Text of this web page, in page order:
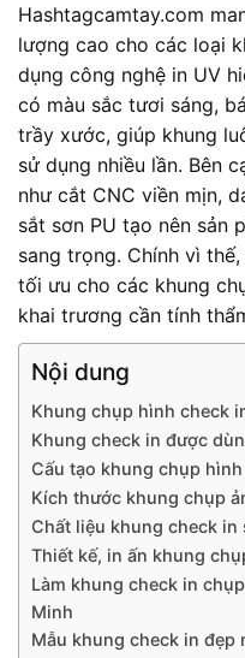
Hashtagcamtay.com
lượng cao cho các loại
dụng công nghệ in UV
có màu sắc tươi sáng,
trầy xước, giúp khung
sử dụng nhiều lần. Bên
như cắt CNC viền mịn,
sắt sơn PU tạo nên sản
sang trọng. Chính vì thế,
tối ưu cho các khung
khai trương cần tính
Nội dung
Khung chụp hình check
Khung check in được
Cấu tạo khung chụp
Kích thước khung chụp
Chất liệu khung check in
Thiết kế, in ấn khung
Làm khung check in
Minh
Mẫu khung check in đẹp